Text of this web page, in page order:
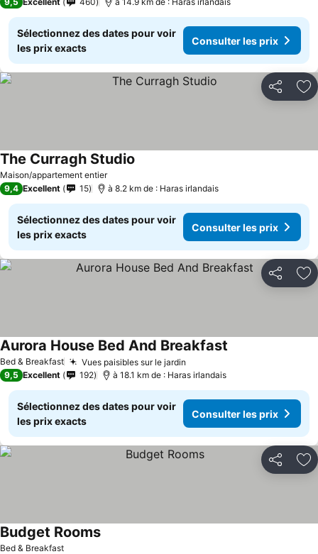
Sélectionnez des dates pour voir
les prix exacts
Consulter les prix
Partager
Maison/appartement entier
The Curragh Studio
9,4 Excellent 15 à 8.2 km de : Haras irlandais
Sélectionnez des dates pour voir
les prix exacts
Consulter les prix
Partager
Bed & Breakfast Vues paisibles sur le jardin
Aurora House Bed And Breakfast
9,5 Excellent 192 à 18.1 km de : Haras irlandais
Sélectionnez des dates pour voir
les prix exacts
Consulter les prix
Partager
Bed & Breakfast
Budget Rooms